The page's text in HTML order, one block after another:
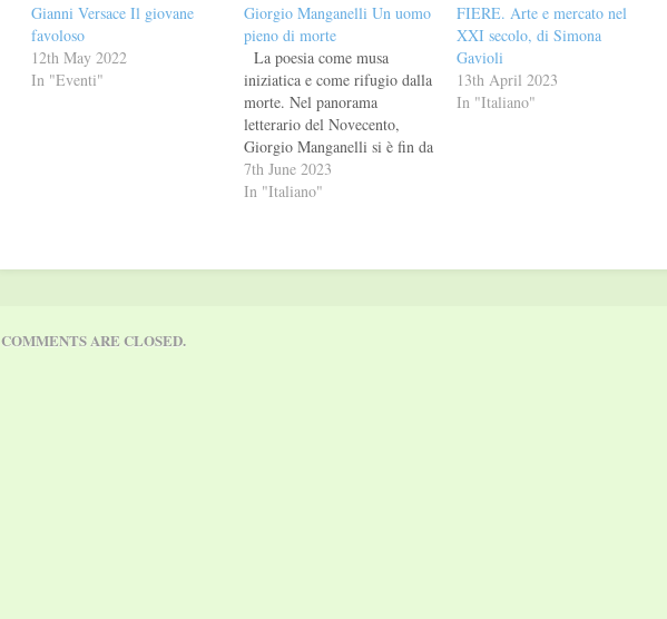
Gianni Versace Il giovane
favoloso
12th May 2022
In "Eventi"
Giorgio Manganelli Un uomo
pieno di morte
La poesia come musa
iniziatica e come rifugio dalla
morte. Nel panorama
letterario del Novecento,
Giorgio Manganelli si è fin da
subito imposto come figura
autonoma e imprescindibile
7th June 2023
In "Italiano"
FIERE. Arte e mercato nel
XXI secolo, di Simona
Gavioli
13th April 2023
In "Italiano"
COMMENTS ARE CLOSED.